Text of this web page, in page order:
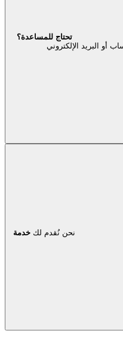
تحتاج للمساعدة؟
أو البريد الإلكتروني
نحن نُقدم لك خدمة